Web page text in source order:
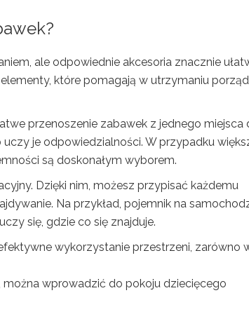
ale odpowiednie akcesoria znacznie
które pomagają w utrzymaniu
przenoszenie zabawek z jednego miejsca
je odpowiedzialności. W przypadku
są doskonałym wyborem.
Dzięki nim, możesz przypisać każdemu
Na przykład, pojemnik na
się, gdzie co się znajduje.
wykorzystanie przestrzeni, zarówno
wprowadzić do pokoju dziecięcego